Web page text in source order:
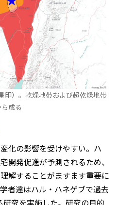
印）。乾燥地帯および超乾燥地帯
成る
化の影響を受けやすい。ハ
開発促進が予測されるため、
解することがますます重要に
者達はハル・ハネゲブで過去